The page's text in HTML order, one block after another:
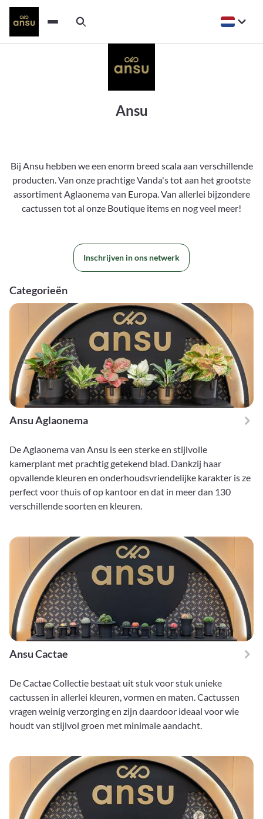
Ansu
Bij Ansu hebben we een enorm breed scala aan verschillende
producten. Van onze prachtige Vanda's tot aan het grootste
assortiment Aglaonema van Europa. Van allerlei bijzondere
cactussen tot al onze Boutique items en nog veel meer!
Inschrijven in ons netwerk
Categorieën
Ansu Aglaonema
De Aglaonema van Ansu is een sterke en stijlvolle
kamerplant met prachtig getekend blad. Dankzij haar
opvallende kleuren en onderhoudsvriendelijke karakter is ze
perfect voor thuis of op kantoor en dat in meer dan 130
verschillende soorten en kleuren.
Ansu Cactae
De Cactae Collectie bestaat uit stuk voor stuk unieke
cactussen in allerlei kleuren, vormen en maten. Cactussen
vragen weinig verzorging en zijn daardoor ideaal voor wie
houdt van stijlvol groen met minimale aandacht.